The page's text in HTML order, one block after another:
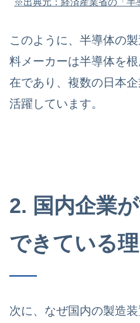
※出典元：経済産業省の「半
このように、半導体の
料メーカーは半導体を
在であり、複数の日本
活躍しています。
2. 国内企業
できている
次に、なぜ国内の製造